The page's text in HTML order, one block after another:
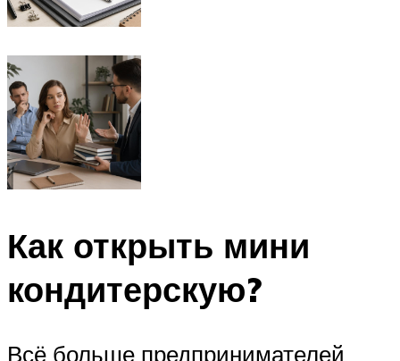
Как открыть мини
кондитерскую?
Всё больше предпринимателей